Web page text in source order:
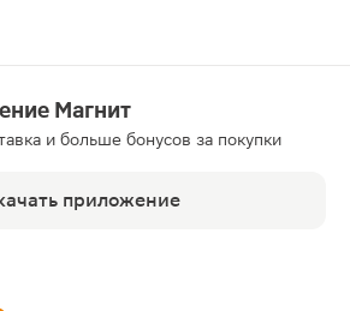
Магнит
и больше бонусов за покупки
приложение